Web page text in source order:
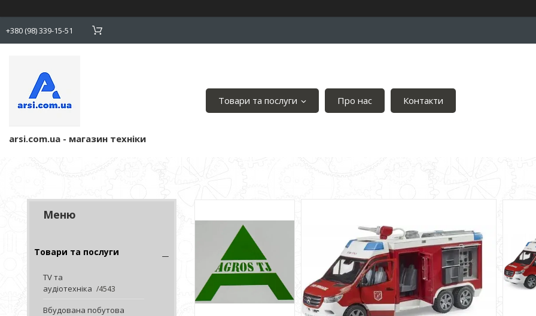
+380 (98) 339-15-51
arsi.com.ua - магазин техніки
Товари та послуги Про нас Контакти
Товари та послуги
TV та
аудіотехніка
4543
Вбудована побутова